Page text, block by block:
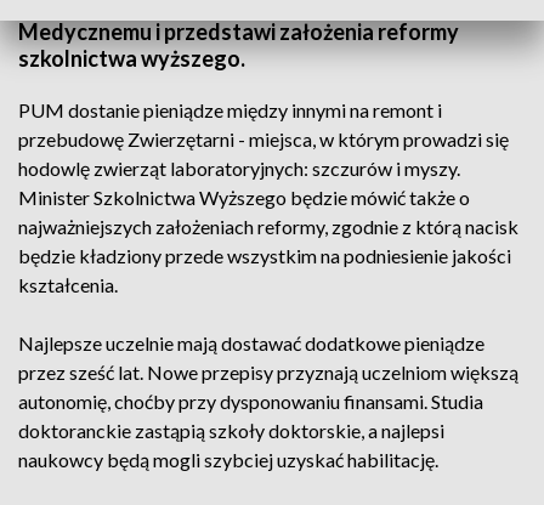
Medycznemu i przedstawi założenia reformy
szkolnictwa wyższego.
PUM dostanie pieniądze między innymi na remont i
przebudowę Zwierzętarni - miejsca, w którym prowadzi się
hodowlę zwierząt laboratoryjnych: szczurów i myszy.
Minister Szkolnictwa Wyższego będzie mówić także o
najważniejszych założeniach reformy, zgodnie z którą nacisk
będzie kładziony przede wszystkim na podniesienie jakości
kształcenia.
Najlepsze uczelnie mają dostawać dodatkowe pieniądze
przez sześć lat. Nowe przepisy przyznają uczelniom większą
autonomię, choćby przy dysponowaniu finansami. Studia
doktoranckie zastąpią szkoły doktorskie, a najlepsi
naukowcy będą mogli szybciej uzyskać habilitację.